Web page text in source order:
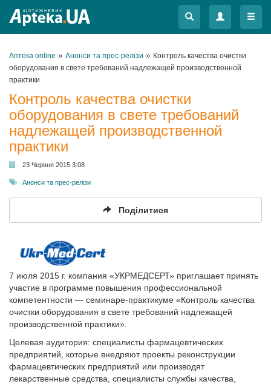
Меню
Меню
Аптека online » Анонси та прес-релізи » Контроль качества очистки
оборудования в свете требований надлежащей производственной
практики
Контроль качества очистки
оборудования в свете требований
надлежащей производственной
практики
23 Червня 2015 3:08
Анонси та прес-релізи
Поділитися
7 июля 2015 г. компания «УКРМЕДСЕРТ» приглашает принять
участие в программе повышения профессиональной
компетентности — семинаре-практикуме «Контроль качества
очистки оборудования в свете требований надлежащей
производственной практики».
Целевая аудитория: специалисты фармацевтических
предприятий, которые внедряют проекты реконструкции
фармацевтических предприятий или производят
лекарственные средства, специалисты службы качества,